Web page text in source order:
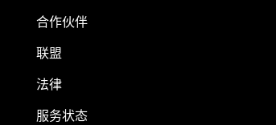
合作伙伴
联盟
法律
服务状态